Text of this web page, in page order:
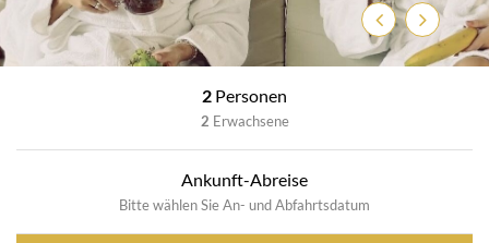
ZurückWeiter
2 Personen
2 Erwachsene
Ankunft-Abreise
Bitte wählen Sie An- und Abfahrtsdatum